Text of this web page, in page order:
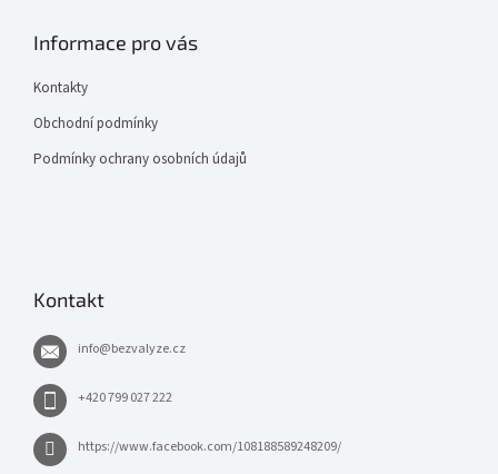
Informace pro vás
Kontakty
Obchodní podmínky
Podmínky ochrany osobních údajů
Kontakt
info@bezvalyze.cz
+420 799 027 222
https://www.facebook.com/108188589248209/